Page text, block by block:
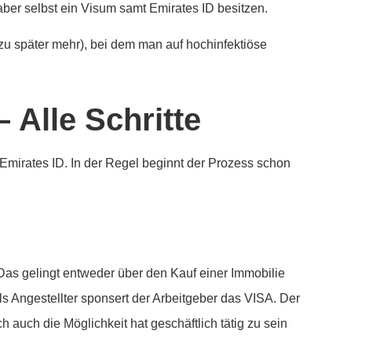
selbst ein Visum samt Emirates ID besitzen.
später mehr), bei dem man auf hochinfektiöse
Alle Schritte
ID. In der Regel beginnt der Prozess schon
gelingt entweder über den Kauf einer Immobilie
Angestellter sponsert der Arbeitgeber das VISA. Der
auch die Möglichkeit hat geschäftlich tätig zu sein